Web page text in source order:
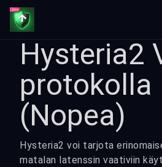
Hysteria2
protokolla
(Nopea)
Hysteria2 voi tarjota
matalan latenssin vaativiin